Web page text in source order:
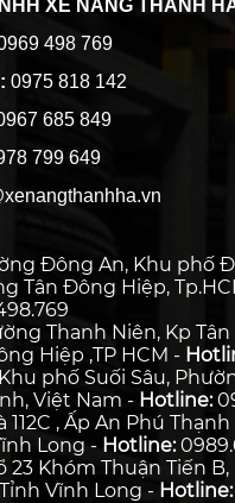
XE NÂNG THANH
498 769
0975 818 142
685 849
799 649
Đông An, Khu phố
Tân Đông Hiệp,
Thanh Niên, Kp
Hiệp ,TP HCM -
phố Suối Sâu,
Việt Nam - Hotline:
112C , Ấp An Phú
Long - Hotline:
23 Khóm Thuận Tiến
Vĩnh Long - Hotline: